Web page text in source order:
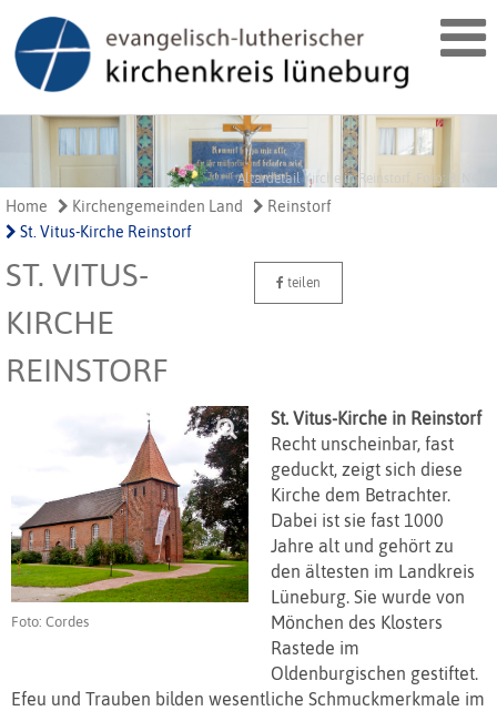
Altardetail Kirche in Reinstorf, Foto: B. Neß
Home Kirchengemeinden Land
Reinstorf
St. Vitus-Kirche Reinstorf
ST. VITUS-
KIRCHE
REINSTORF
teilen
Foto: Cordes
St. Vitus-Kirche in Reinstorf
Recht unscheinbar, fast
geduckt, zeigt sich diese
Kirche dem Betrachter.
Dabei ist sie fast 1000
Jahre alt und gehört zu
den ältesten im Landkreis
Lüneburg. Sie wurde von
Mönchen des Klosters
Rastede im
Oldenburgischen gestiftet.
Efeu und Trauben bilden wesentliche Schmuckmerkmale im